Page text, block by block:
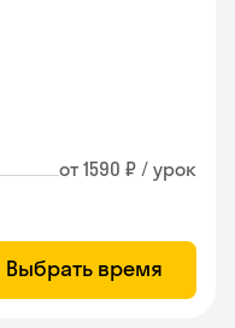
от 1590 ₽ / урок
Выбрать время